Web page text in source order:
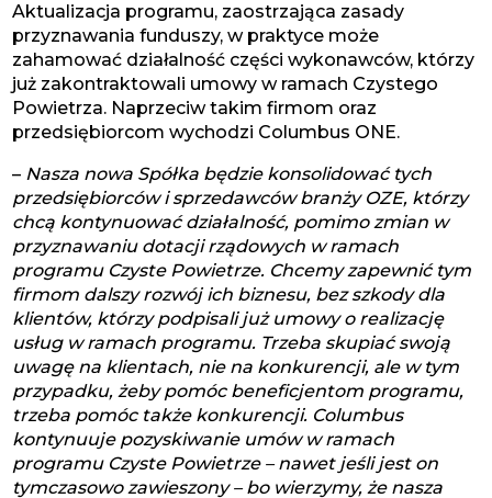
Aktualizacja programu, zaostrzająca zasady
przyznawania funduszy, w praktyce może
zahamować działalność części wykonawców, którzy
już zakontraktowali umowy w ramach Czystego
Powietrza. Naprzeciw takim firmom oraz
przedsiębiorcom wychodzi Columbus ONE.
– Nasza nowa Spółka będzie konsolidować tych
przedsiębiorców i sprzedawców branży OZE, którzy
chcą kontynuować działalność, pomimo zmian w
przyznawaniu dotacji rządowych w ramach
programu Czyste Powietrze. Chcemy zapewnić tym
firmom dalszy rozwój ich biznesu, bez szkody dla
klientów, którzy podpisali już umowy o realizację
usług w ramach programu. Trzeba skupiać swoją
uwagę na klientach, nie na konkurencji, ale w tym
przypadku, żeby pomóc beneficjentom programu,
trzeba pomóc także konkurencji. Columbus
kontynuuje pozyskiwanie umów w ramach
programu Czyste Powietrze – nawet jeśli jest on
tymczasowo zawieszony – bo wierzymy, że nasza